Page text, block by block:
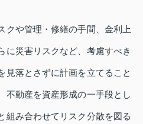
クや管理・修繕の手間、金利上
に災害リスクなど、考慮すべき
見落とさずに計画を立てること
不動産を資産形成の一手段とし
組み合わせてリスク分散を図る